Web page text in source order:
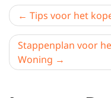
Tips voor het
Stappenplan voor
Woning